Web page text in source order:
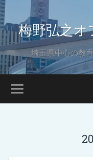
梅野弘之
埼玉県中心の教